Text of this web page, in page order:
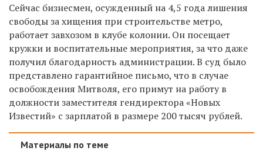
Сейчас бизнесмен, осужденный на 4,5 года лишения
свободы за хищения при строительстве метро,
работает завхозом в клубе колонии. Он посещает
кружки и воспитательные мероприятия, за что даже
получил благодарность администрации. В суд было
представлено гарантийное письмо, что в случае
освобождения Митволя, его примут на работу в
должности заместителя гендиректора «Новых
Известий» с зарплатой в размере 200 тысяч рублей.
Материалы по теме